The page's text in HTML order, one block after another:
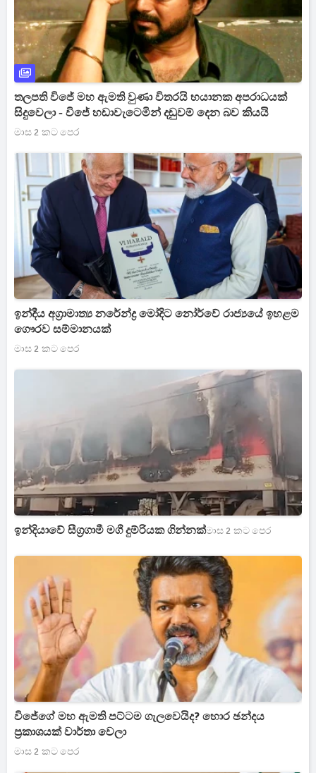
තලපති විජේ මහ ඇමති වුණා විතරයි භයානක අපරාධයක්
සිදුවෙලා - විජේ හඩාවැටෙමින් දඬුවම් දෙන බව කියයි
මාස 2 කට පෙර
ඉන්දීය අග්‍රාමාත්‍ය නරේන්ද්‍ර මෝදිට නෝර්වේ රාජ්‍යයේ ඉහළම
ගෞරව සම්මානයක්
මාස 2 කට පෙර
ඉන්දියාවේ සීග්‍රගාමී මගී දුම්රියක ගින්නක්මාස 2 කට පෙර
විජේගේ මහ ඇමති පට්ටම ගැලවෙයිද? හොර ඡන්දය
ප්‍රකාශයක් වාර්තා වෙලා
මාස 2 කට පෙර